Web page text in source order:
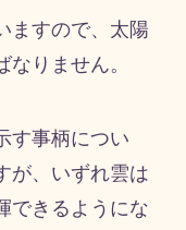
ますので、太陽
りません。
す事柄につい
が、いずれ雲は
できるようにな